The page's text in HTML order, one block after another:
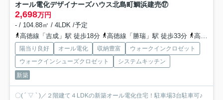
オール電化デザイナーズハウス北島町鯛浜建売⑰
2,698万円
- / 104.88㎡ / 4LDK /予定
高徳線「吉成」駅 徒歩18分
高徳線「勝瑞」駅 徒歩33分 高徳線「佐古」駅 徒歩69分
陽当り良好 オール電化 収納豊富
ウォークインクロゼット
ウォークインシューズクロゼット
システムキッチン
新築
〇( ´ ▽ ` )／２階建て４LDKの新築オール電化住宅！駐車場3台駐車可♪